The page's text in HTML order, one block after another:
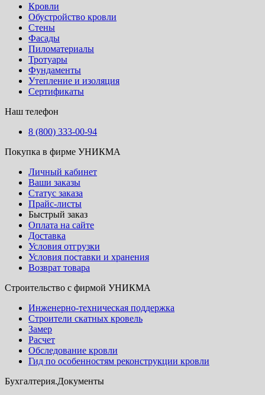
Кровли
Обустройство кровли
Стены
Фасады
Пиломатериалы
Тротуары
Фундаменты
Утепление и изоляция
Сертификаты
Наш телефон
8 (800) 333-00-94
Покупка в фирме УНИКМА
Личный кабинет
Ваши заказы
Статус заказа
Прайс-листы
Быстрый заказ
Оплата на сайте
Доставка
Условия отгрузки
Условия поставки и хранения
Возврат товара
Строительство с фирмой УНИКМА
Инженерно-техническая поддержка
Строители скатных кровель
Замер
Расчет
Обследование кровли
Гид по особенностям реконструкции кровли
Бухгалтерия.Документы